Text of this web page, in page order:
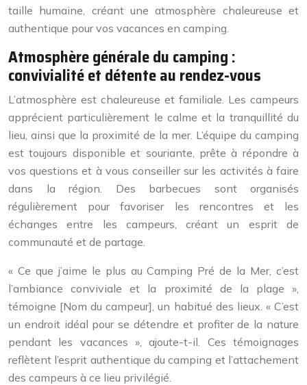
taille humaine, créant une atmosphère chaleureuse et
authentique pour vos vacances en camping.
Atmosphère générale du camping :
convivialité et détente au rendez-vous
L’atmosphère est chaleureuse et familiale. Les campeurs
apprécient particulièrement le calme et la tranquillité du
lieu, ainsi que la proximité de la mer. L’équipe du camping
est toujours disponible et souriante, prête à répondre à
vos questions et à vous conseiller sur les activités à faire
dans la région. Des barbecues sont organisés
régulièrement pour favoriser les rencontres et les
échanges entre les campeurs, créant un esprit de
communauté et de partage.
« Ce que j’aime le plus au Camping Pré de la Mer, c’est
l’ambiance conviviale et la proximité de la plage »,
témoigne [Nom du campeur], un habitué des lieux. « C’est
un endroit idéal pour se détendre et profiter de la nature
pendant les vacances », ajoute-t-il. Ces témoignages
reflètent l’esprit authentique du camping et l’attachement
des campeurs à ce lieu privilégié.